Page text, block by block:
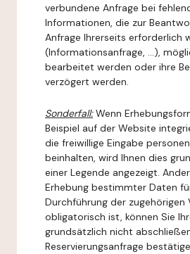
verbundene Anfrage bei
Informationen, die zur
Anfrage Ihrerseits erforderlich
(Informationsanfrage, ...),
bearbeitet werden oder ihre
verzögert werden.
Sonderfall:Wenn
Beispiel auf der Website
die freiwillige Eingabe
beinhalten, wird Ihnen dies
einer Legende angezeigt.
Erhebung bestimmter Daten
Durchführung der zugehörigen
obligatorisch ist, können Sie
grundsätzlich nicht
Reservierungsanfrage